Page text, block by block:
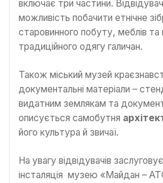
включає три частини.
можливість побачити етнічне
старовинного побуту, меблів та
традиційного одягу галичан.
Також міський музей
документальні матеріали –
видатним землякам та
описується самобутня
його культура й звичаї.
На увагу відвідувачів
інсталяція музею «Майдан –